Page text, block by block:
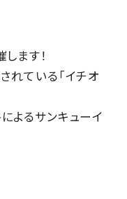
ます！
れている「イチオ
よるサンキューイ